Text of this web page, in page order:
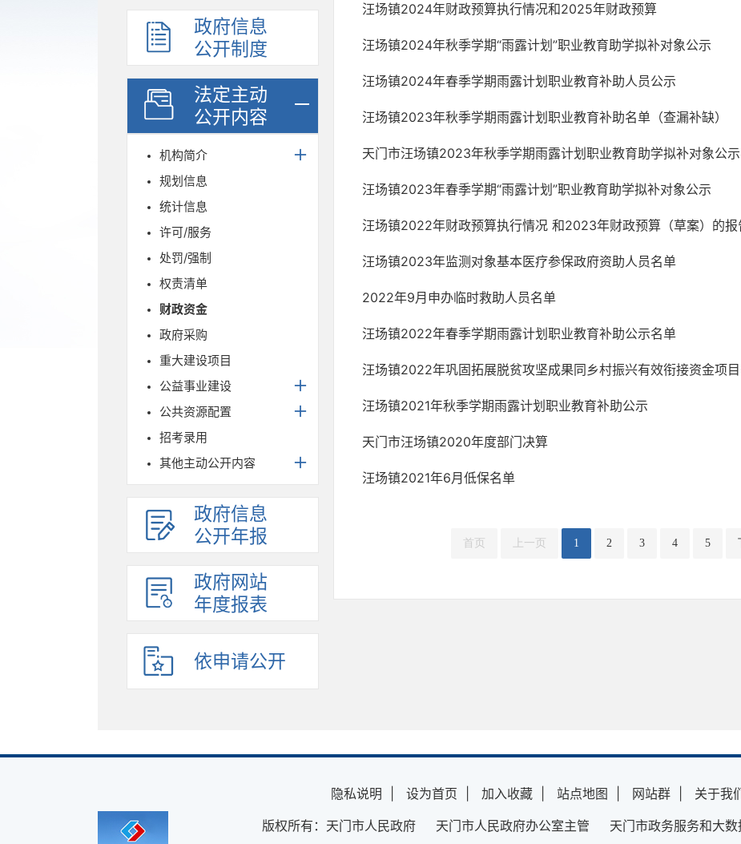
政府信息
公开制度
法定主动
公开内容
机构简介
规划信息
统计信息
许可/服务
处罚/强制
权责清单
财政资金
政府采购
重大建设项目
公益事业建设
公共资源配置
招考录用
其他主动公开内容
政府信息
公开年报
政府网站
年度报表
依申请公开
汪场镇2024年财政预算执行情况和2025年财政预算
汪场镇2024年秋季学期“雨露计划”职业教育助学拟补对象公示
汪场镇2024年春季学期雨露计划职业教育补助人员公示
汪场镇2023年秋季学期雨露计划职业教育补助名单（查漏补缺）
天门市汪场镇2023年秋季学期雨露计划职业教育助学拟补对象公
汪场镇2023年春季学期“雨露计划”职业教育助学拟补对象公示
汪场镇2022年财政预算执行情况 和2023年财政预算（草案）的报
汪场镇2023年监测对象基本医疗参保政府资助人员名单
2022年9月申办临时救助人员名单
汪场镇2022年春季学期雨露计划职业教育补助公示名单
汪场镇2022年巩固拓展脱贫攻坚成果同乡村振兴有效衔接资金项
汪场镇2021年秋季学期雨露计划职业教育补助公示
天门市汪场镇2020年度部门决算
汪场镇2021年6月低保名单
首页 上一页 1 2 3 4 5
隐私说明 设为首页 加入收藏 站点地图 网站群
关于我
版权所有：天门市人民政府 天门市人民政府办公室主管 天门市政务服务和大数